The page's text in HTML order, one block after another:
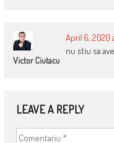
Victor Ciutacu
April 6, 2020
nu stiu sa
LEAVE A REPLY